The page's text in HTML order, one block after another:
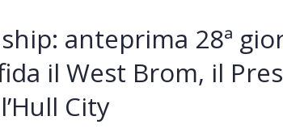
anteprima 28ª
il West Brom, il
City